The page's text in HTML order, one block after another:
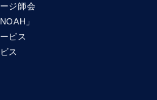
ジ師会
」
ビス
ス